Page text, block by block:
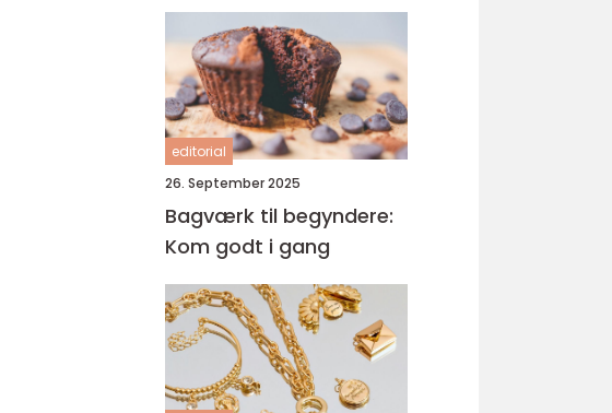
editorial
26. September 2025
Bagværk til begyndere:
Kom godt i gang